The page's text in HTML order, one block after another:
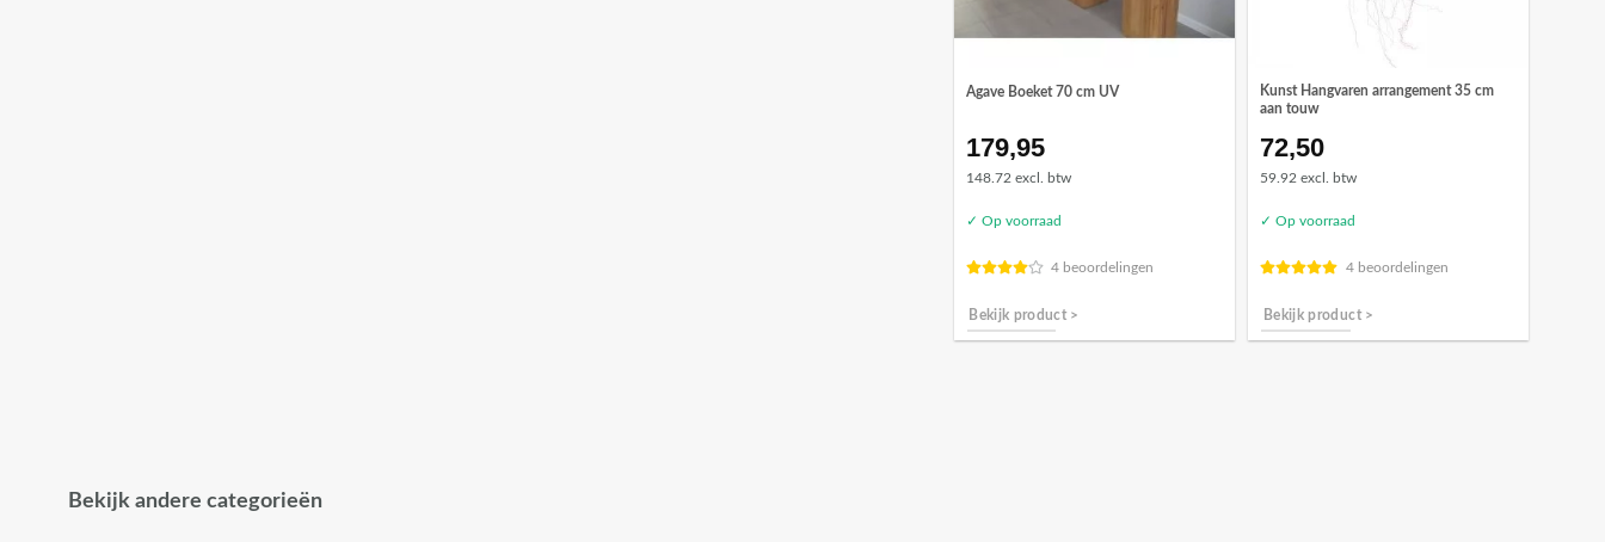
Agave Boeket 70 cm UV
179,95
148.72 excl. btw
✓ Op voorraad
4 beoordelingen
Bekijk product >
Kunst Hangvaren arrangement 35 cm
aan touw
72,50
59.92 excl. btw
✓ Op voorraad
4 beoordelingen
Bekijk product >
Bekijk andere categorieën